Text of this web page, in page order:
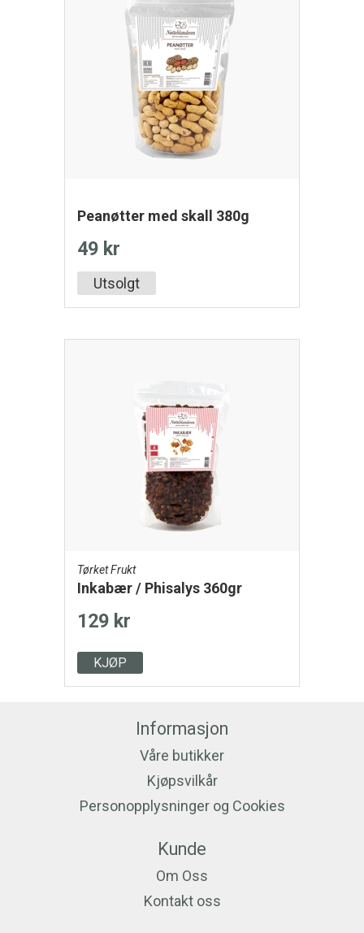
Peanøtter med skall 380g
49 kr
Utsolgt
Tørket Frukt
Inkabær / Phisalys 360gr
129 kr
KJØP
Informasjon
Våre butikker
Kjøpsvilkår
Personopplysninger og Cookies
Kunde
Om Oss
Kontakt oss